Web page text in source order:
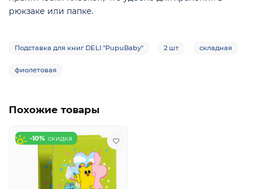
рюкзаке или папке.
Подставка для книг DELI "PupuBaby" 2 шт складная
фиолетовая
Похожие товары
-10%